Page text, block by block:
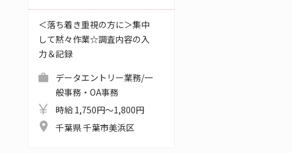
＜落ち着き重視の方に＞集中
して黙々作業☆調査内容の入
力＆記録
データエントリー業務/一
般事務・OA事務
時給 1,750円～1,800円
千葉県 千葉市美浜区